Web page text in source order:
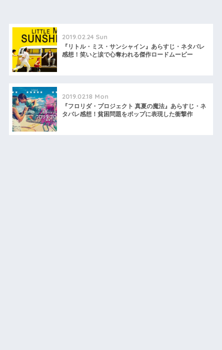
2019.02.24 Sun
『リトル・ミス・サンシャイン』あらすじ・ネタバレ
感想！笑いと涙で心奪われる傑作ロードムービー
2019.02.18 Mon
『フロリダ・プロジェクト 真夏の魔法』あらすじ・ネ
タバレ感想！貧困問題をポップに表現した衝撃作